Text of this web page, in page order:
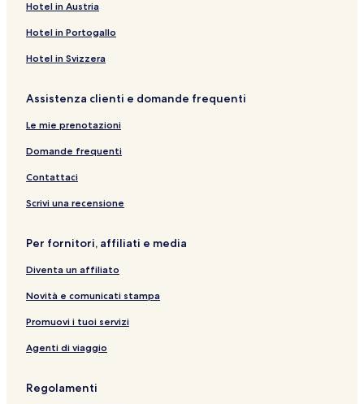
Hotel in Austria
Hotel in Portogallo
Hotel in Svizzera
Assistenza clienti e domande frequenti
Le mie prenotazioni
Domande frequenti
Contattaci
Scrivi una recensione
Per fornitori, affiliati e media
Diventa un affiliato
Novità e comunicati stampa
Promuovi i tuoi servizi
Agenti di viaggio
Regolamenti